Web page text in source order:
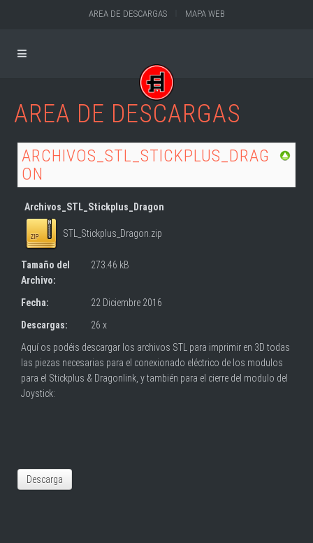
AREA DE DESCARGAS MAPA WEB
AREA DE DESCARGAS
ARCHIVOS_STL_STICKPLUS_DRAG
ON
Archivos_STL_Stickplus_Dragon
STL_Stickplus_Dragon.zip
Tamaño del
Archivo:
273.46 kB
Fecha:
22 Diciembre 2016
Descargas:
26 x
Aquí os podéis descargar los archivos STL para imprimir en 3D todas
las piezas necesarias para el conexionado eléctrico de los modulos
para el Stickplus & Dragonlink, y también para el cierre del modulo del
Joystick: